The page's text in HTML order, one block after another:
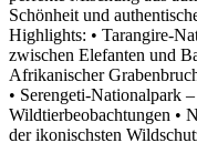
Schönheit und
Highlights: • Tarangire-
zwischen Elefanten und
Afrikanischer
• Serengeti-Nationalpark
Wildtierbeobachtungen •
der ikonischsten